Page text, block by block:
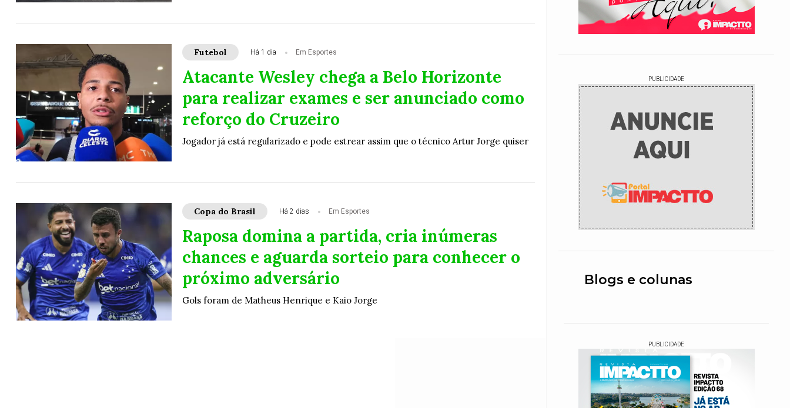
Futebol Há 1 dia Em Esportes
Atacante Wesley chega a Belo Horizonte
para realizar exames e ser anunciado como
reforço do Cruzeiro
Jogador já está regularizado e pode estrear assim que o técnico Artur Jorge quiser
Copa do Brasil Há 2 dias Em Esportes
Raposa domina a partida, cria inúmeras
chances e aguarda sorteio para conhecer o
próximo adversário
Gols foram de Matheus Henrique e Kaio Jorge
PUBLICIDADE
Blogs e colunas
PUBLICIDADE